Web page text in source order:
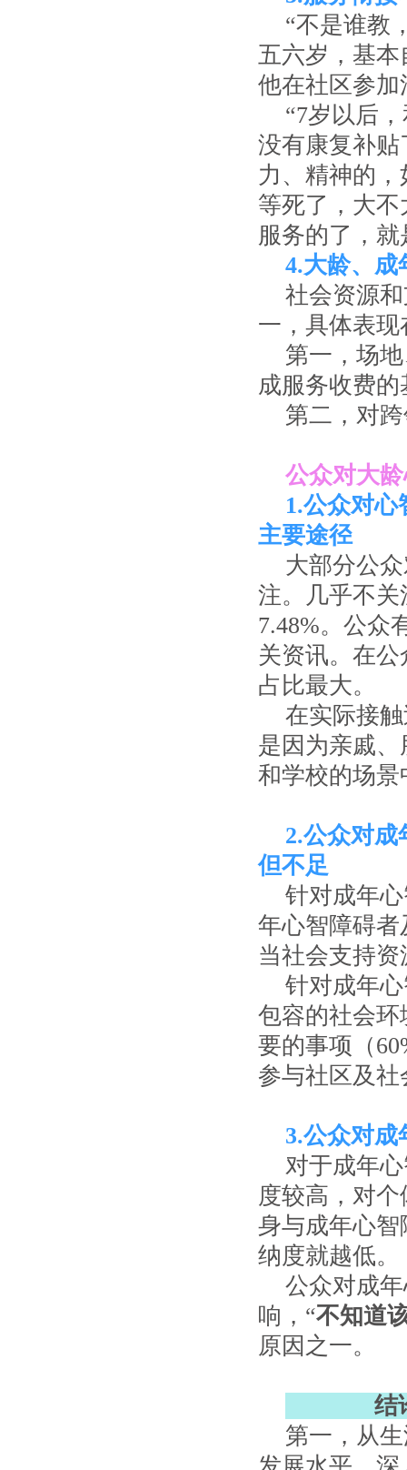
“不是谁教
五六岁，基
他在社区参加
“7岁以后
没有康复补
力、精神的
等死了，大
服务的了，
4.大龄、成
社会资源
一，具体表
第一，场
成服务收费的
第二，对
公众对大
1.公众对
主要途径
大部分公
注。几乎不
7.48%。公众
关资讯。在
占比最大。
在实际接
是因为亲戚
和学校的场
2.公众对成
但不足
针对成年
年心智障碍
当社会支持
针对成年
包容的社会
要的事项（
参与社区及社
3.公众对
对于成年
度较高，对
身与成年心
纳度就越低。
公众对成
响，“不知道
原因之一。
结论
第一，从